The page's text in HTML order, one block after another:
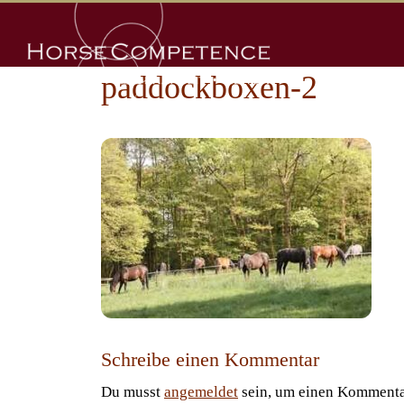
springen
paddockboxen-2
Schreibe einen Kommentar
Du musst angemeldet sein, um einen